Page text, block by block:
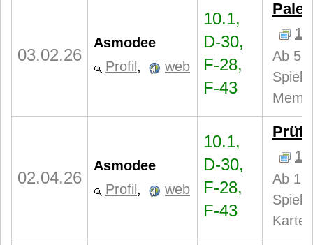
03.02.26
Asmodee
Profil , web
10.1,
D-30,
F-28,
F-43
1
Ab 5
02.04.26
Asmodee
Profil , web
10.1,
D-30,
F-28,
F-43
1
Ab 12